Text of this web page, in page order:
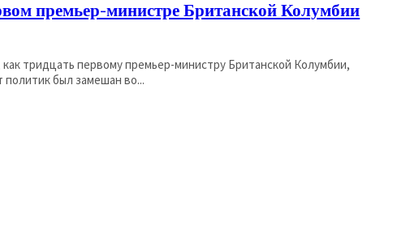
премьер-министре Британской Колумбии
тридцать первому премьер-министру Британской Колумбии,
был замешан во...